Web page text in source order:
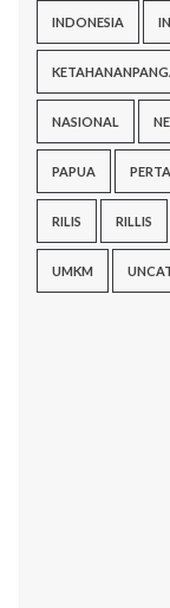
INDONESIA
NASIONAL
PAPUA
RILIS RILLIS
UMKM